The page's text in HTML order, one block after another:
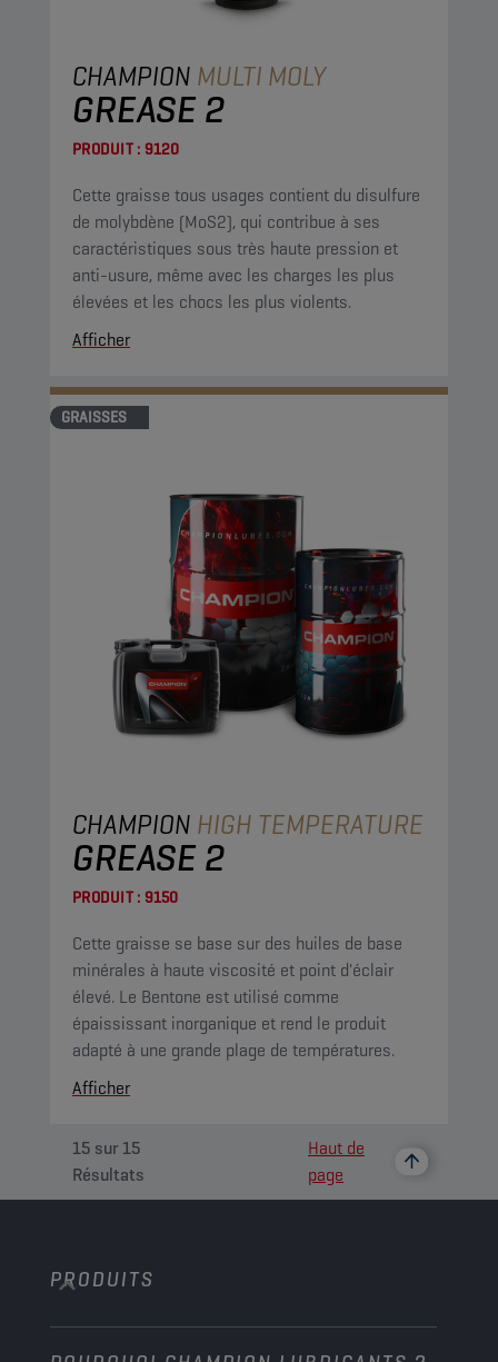
CHAMPION MULTI MOLY
GREASE 2
PRODUIT : 9120
Cette graisse tous usages contient du disulfure
de molybdène (MoS2), qui contribue à ses
caractéristiques sous très haute pression et
anti-usure, même avec les charges les plus
élevées et les chocs les plus violents.
Afficher
GRAISSES
CHAMPION HIGH TEMPERATURE
GREASE 2
PRODUIT : 9150
Cette graisse se base sur des huiles de base
minérales à haute viscosité et point d'éclair
élevé. Le Bentone est utilisé comme
épaississant inorganique et rend le produit
adapté à une grande plage de températures.
Afficher
15 sur15
Résultats
Haut de
page
PRODUITS